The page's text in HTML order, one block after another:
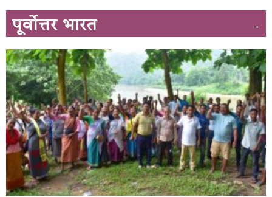
पूर्वोत्तर भारत →